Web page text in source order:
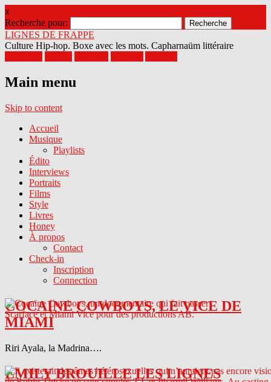
x
Recherche pour:
LIGNES DE FRAPPE
Culture Hip-hop. Boxe avec les mots. Capharnaüm littéraire
Main menu
Skip to content
Accueil
Musique
Playlists
Édito
Interviews
Portraits
Films
Style
Livres
Honey
À propos
Contact
Check-in
Inscription
Connection
COCAINE COWBOYS, LE VICE DE
MIAMI
Riri Ayala, la Madrina….
EMILY BROUILLE LES LIGNES